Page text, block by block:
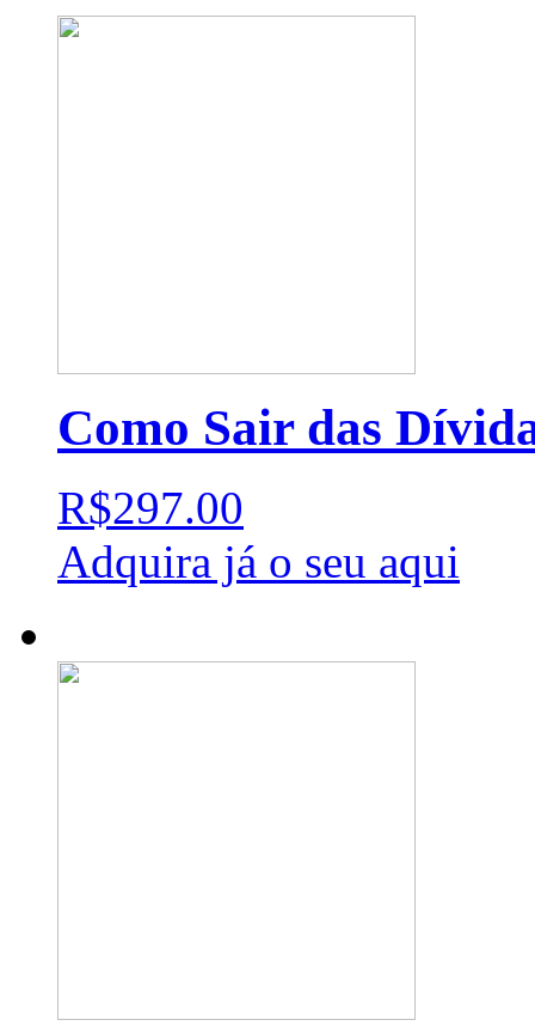
Como Sair das
R$297.00
Adquira já o seu aqui